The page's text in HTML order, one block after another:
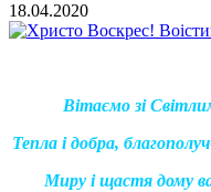
18.04.2020
Вітаємо зі
Тепла і добра,
Миру і щастя дому